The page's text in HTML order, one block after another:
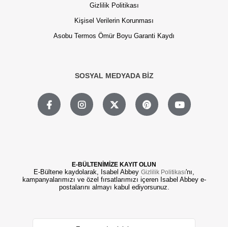
Gizlilik Politikası
Kişisel Verilerin Korunması
Asobu Termos Ömür Boyu Garanti Kaydı
SOSYAL MEDYADA BİZ
E-BÜLTENİMİZE KAYIT OLUN
E-Bültene kaydolarak, Isabel Abbey Gizlilik Politikası'nı,
kampanyalarımızı ve özel fırsatlarımızı içeren Isabel Abbey e-
postalarını almayı kabul ediyorsunuz.